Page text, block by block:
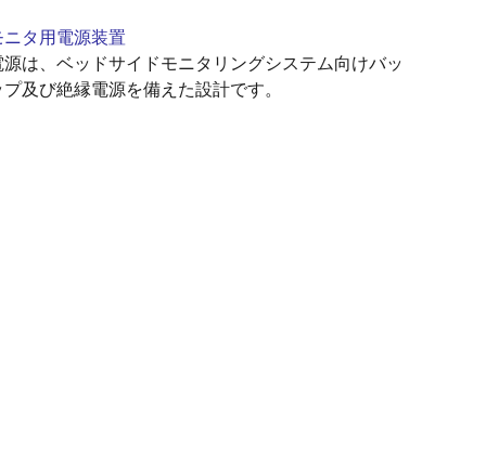
タ用電源装置
は、ベッドサイドモニタリングシステム向けバッ
及び絶縁電源を備えた設計です。